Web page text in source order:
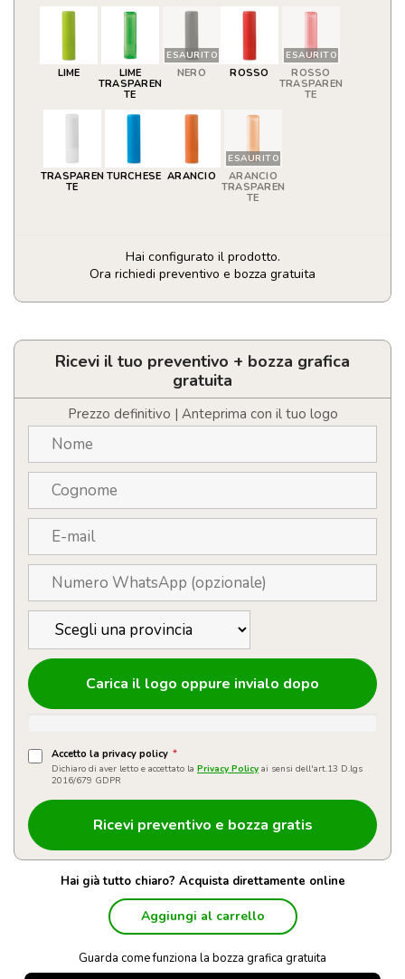
LIME
LIME
TRASPAREN
TE
ESAURITO
NERO ROSSO
ESAURITO
ROSSO
TRASPAREN
TE
TRASPAREN
TE
TURCHESE ARANCIO
ESAURITO
ARANCIO
TRASPAREN
TE
Hai configurato il prodotto.
Ora richiedi preventivo e bozza gratuita
Burro
stick
personalizzabile
quantità
Ricevi il tuo preventivo + bozza grafica
gratuita
Prezzo definitivo | Anteprima con il tuo logo
Carica il logo oppure invialo dopo
Accetto la privacy policy *
Dichiaro di aver letto e accettato la Privacy Policy ai sensi dell'art.13 D.lgs
2016/679 GDPR
Hai già tutto chiaro? Acquista direttamente online
Aggiungi al carrello
Guarda come funziona la bozza grafica gratuita